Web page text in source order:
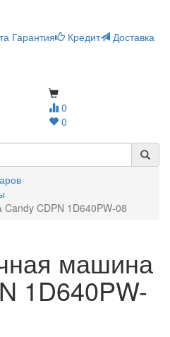
Гарантия Кредит
Доставка
0
0
CDPN 1D640PW-08
машина
1D640PW-